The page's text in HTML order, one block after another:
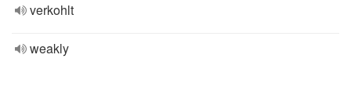
verkohlt
weakly